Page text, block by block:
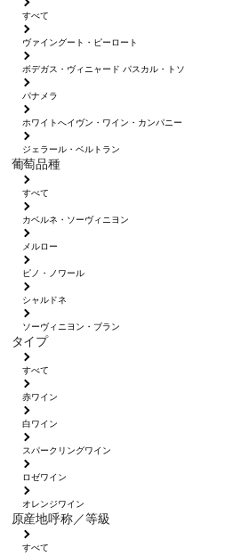
すべて
ヴァイングート・ピーロート
ボデガス・ヴィニャード パスカル・トソ
パナメラ
ホワイトへイヴン・ワイン・カンパニー
ジェラール・ベルトラン
葡萄品種
すべて
カベルネ・ソーヴィニヨン
メルロー
ピノ・ノワール
シャルドネ
ソーヴィニヨン・ブラン
タイプ
すべて
赤ワイン
白ワイン
スパークリングワイン
ロゼワイン
オレンジワイン
原産地呼称／等級
すべて